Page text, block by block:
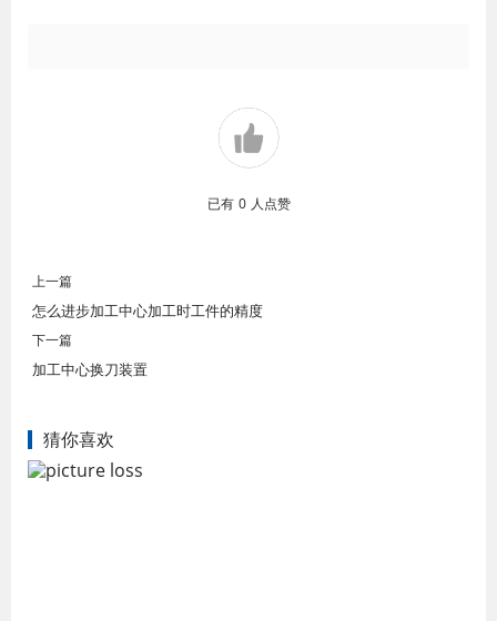
已有 0 人点赞
上一篇
怎么进步加工中心加工时工件的精度
下一篇
加工中心换刀装置
猜你喜欢